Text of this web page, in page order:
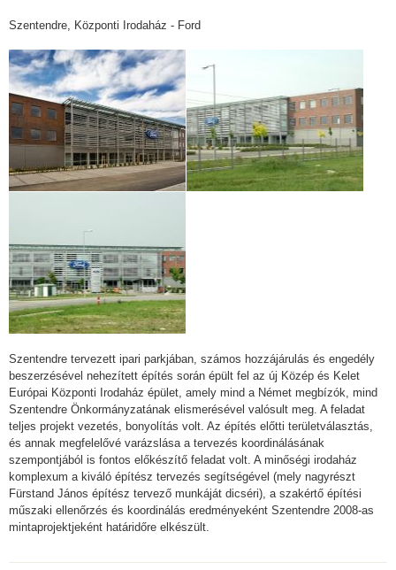
Szentendre, Központi Irodaház - Ford
Szentendre tervezett ipari parkjában, számos hozzájárulás és engedély
beszerzésével nehezített építés során épült fel az új Közép és Kelet
Európai Központi Irodaház épület, amely mind a Német megbízók, mind
Szentendre Önkormányzatának elismerésével valósult meg. A feladat
teljes projekt vezetés, bonyolítás volt. Az építés előtti területválasztás,
és annak megfelelővé varázslása a tervezés koordinálásának
szempontjából is fontos előkészítő feladat volt. A minőségi irodaház
komplexum a kiváló építész tervezés segítségével (mely nagyrészt
Fürstand János építész tervező munkáját dicséri), a szakértő építési
műszaki ellenőrzés és koordinálás eredményeként Szentendre 2008-as
mintaprojektjeként határidőre elkészült.